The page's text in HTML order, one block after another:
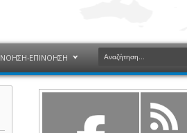
ΝΟΗΣΗ-ΕΠΙΝΟΗΣΗ